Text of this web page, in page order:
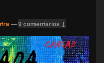
—9 comentarios ↓